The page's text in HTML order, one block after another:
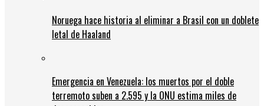
Noruega hace historia al eliminar a Brasil con un doblete
letal de Haaland
Emergencia en Venezuela: los muertos por el doble
terremoto suben a 2.595 y la ONU estima miles de